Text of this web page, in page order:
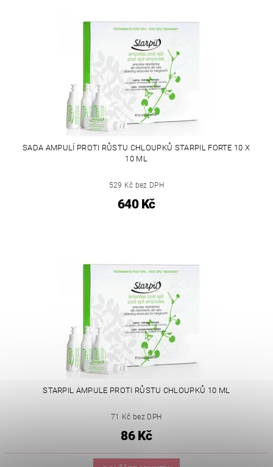
SADA AMPULÍ PROTI RŮSTU CHLOUPKŮ STARPIL FORTE 10 X
10 ML
529 Kč bez DPH
640 Kč
STARPIL AMPULE PROTI RŮSTU CHLOUPKŮ 10 ML
71 Kč bez DPH
86 Kč